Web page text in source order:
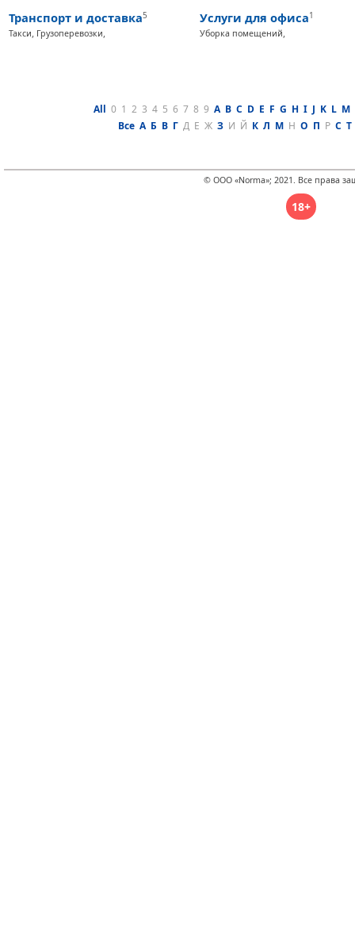
Тран­спорт и дос­тав­ка5
Так­си, Гру­зо­пе­ре­воз­ки,
Ус­лу­ги для офи­са1
Убор­ка по­ме­ще­ний,
All 0 1 2 3 4 5 6 7 8 9 A B C D E F G H I J K L M
Все А Б В Г Д Е Ж З И Й К Л М Н О П Р С Т
© ООО «Norma»; 2021. Все права
18+